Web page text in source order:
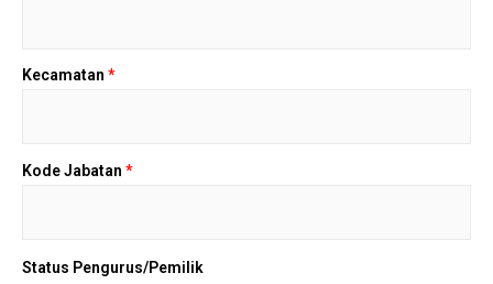
Kecamatan *
Kode Jabatan *
Status Pengurus/Pemilik